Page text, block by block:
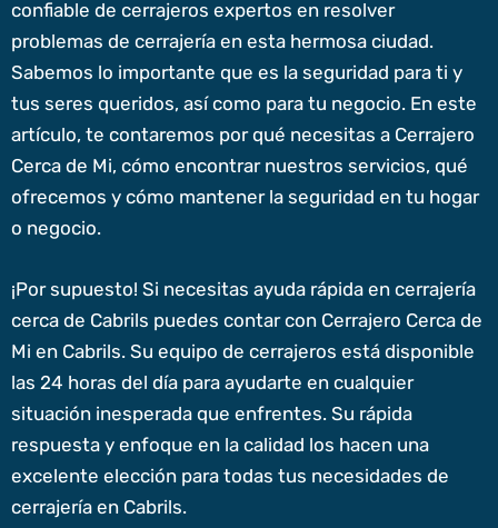
confiable de cerrajeros expertos en resolver
problemas de cerrajería en esta hermosa ciudad.
Sabemos lo importante que es la seguridad para ti y
tus seres queridos, así como para tu negocio. En este
artículo, te contaremos por qué necesitas a Cerrajero
Cerca de Mi, cómo encontrar nuestros servicios, qué
ofrecemos y cómo mantener la seguridad en tu hogar
o negocio.
¡Por supuesto! Si necesitas ayuda rápida en cerrajería
cerca de Cabrils puedes contar con Cerrajero Cerca de
Mi en Cabrils. Su equipo de cerrajeros está disponible
las 24 horas del día para ayudarte en cualquier
situación inesperada que enfrentes. Su rápida
respuesta y enfoque en la calidad los hacen una
excelente elección para todas tus necesidades de
cerrajería en Cabrils.